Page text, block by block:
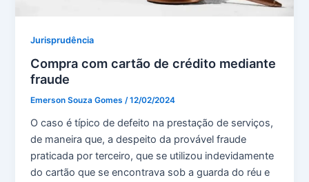
Jurisprudência
Compra com cartão de crédito mediante
fraude
Emerson Souza Gomes/12/02/2024
O caso é típico de defeito na prestação de serviços,
de maneira que, a despeito da provável fraude
praticada por terceiro, que se utilizou indevidamente
do cartão que se encontrava sob a guarda do réu e